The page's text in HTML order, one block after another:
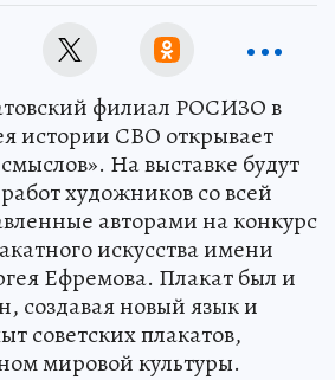
филиал РОСИЗО в
истории СВО открывает
На выставке будут
художников со всей
авторами на конкурс
искусства имени
Ефремова. Плакат был и
создавая новый язык и
советских плакатов,
мировой культуры.